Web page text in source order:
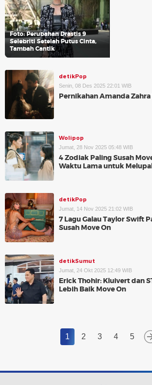
Foto: Perubahan Drastis 9
Selebriti Setelah Putus Cinta,
Tambah Cantik
detikPop
Senin, 08 Des 2025 22:01 WIB
Pernikahan Amanda
Wolipop
Jumat, 28 Nov 2025 05:48 WIB
4 Zodiak Paling Susah
Waktu Lama untuk
detikPop
Jumat, 14 Nov 2025 21:02 WIB
7 Lagu Galau Taylor Swift
Susah Move On
detikSumut
Jumat, 24 Okt 2025 12:49 WIB
Erick Thohir: Kluivert dan
Lebih Baik Move On
1 2 3 4 5